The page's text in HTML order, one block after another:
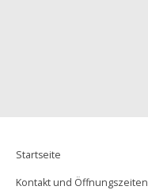
Startseite
Kontakt und Öffnungszeiten